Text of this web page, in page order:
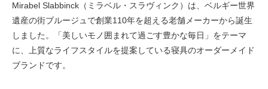
Mirabel Slabbinck（ミラベル・スラヴィンク）は、ベルギー世界
遺産の街ブルージュで創業110年を超える老舗メーカーから誕生
しました。「美しいモノ囲まれて過ごす豊かな毎日」をテーマ
に、上質なライフスタイルを提案している寝具のオーダーメイド
ブランドです。